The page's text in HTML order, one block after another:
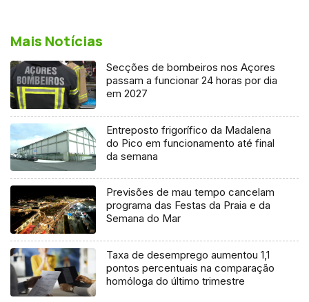
Mais Notícias
Secções de bombeiros nos Açores
passam a funcionar 24 horas por dia
em 2027
Entreposto frigorífico da Madalena
do Pico em funcionamento até final
da semana
Previsões de mau tempo cancelam
programa das Festas da Praia e da
Semana do Mar
Taxa de desemprego aumentou 1,1
pontos percentuais na comparação
homóloga do último trimestre